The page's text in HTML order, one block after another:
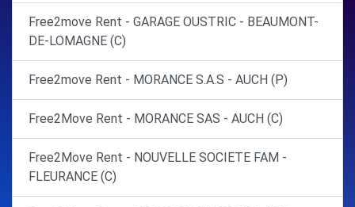
Free2move Rent - GARAGE OUSTRIC - BEAUMONT-
DE-LOMAGNE (C)
Free2move Rent - MORANCE S.A.S - AUCH (P)
Free2Move Rent - MORANCE SAS - AUCH (C)
Free2Move Rent - NOUVELLE SOCIETE FAM -
FLEURANCE (C)